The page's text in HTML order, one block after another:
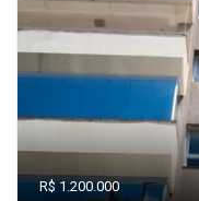
R$ 1.200.000